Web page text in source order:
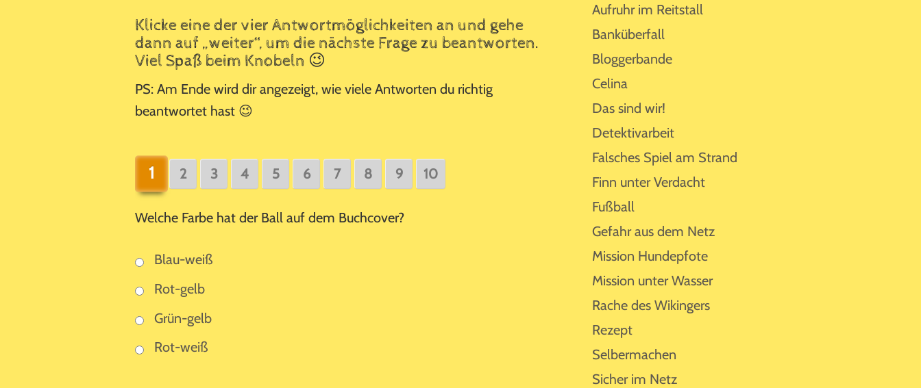
Klicke eine der vier Antwortmöglichkeiten an und gehe
dann auf „weiter“, um die nächste Frage zu beantworten.
Viel Spaß beim Knobeln 😉
PS: Am Ende wird dir angezeigt, wie viele Antworten du richtig
beantwortet hast 😉
1 2 3 4 5 6 7 8 9 10
Welche Farbe hat der Ball auf dem Buchcover?
Blau-weiß
Rot-gelb
Grün-gelb
Rot-weiß
Aufruhr im Reitstall
Banküberfall
Bloggerbande
Celina
Das sind wir!
Detektivarbeit
Falsches Spiel am Strand
Finn unter Verdacht
Fußball
Gefahr aus dem Netz
Mission Hundepfote
Mission unter Wasser
Rache des Wikingers
Rezept
Selbermachen
Sicher im Netz